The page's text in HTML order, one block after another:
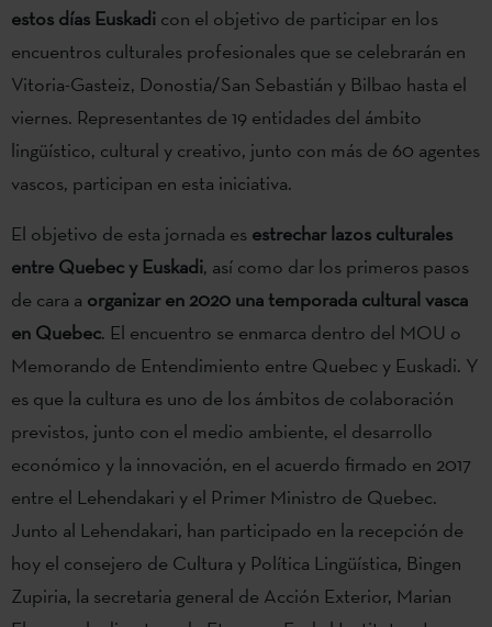
estos días Euskadi con el objetivo de participar en los
encuentros culturales profesionales que se celebrarán en
Vitoria-Gasteiz, Donostia/San Sebastián y Bilbao hasta el
viernes. Representantes de 19 entidades del ámbito
lingüístico, cultural y creativo, junto con más de 60 agentes
vascos, participan en esta iniciativa.
El objetivo de esta jornada es estrechar lazos culturales
entre Quebec y Euskadi, así como dar los primeros pasos
de cara a organizar en 2020 una temporada cultural vasca
en Quebec. El encuentro se enmarca dentro del MOU o
Memorando de Entendimiento entre Quebec y Euskadi. Y
es que la cultura es uno de los ámbitos de colaboración
previstos, junto con el medio ambiente, el desarrollo
económico y la innovación, en el acuerdo firmado en 2017
entre el Lehendakari y el Primer Ministro de Quebec.
Junto al Lehendakari, han participado en la recepción de
hoy el consejero de Cultura y Política Lingüística, Bingen
Zupiria, la secretaria general de Acción Exterior, Marian